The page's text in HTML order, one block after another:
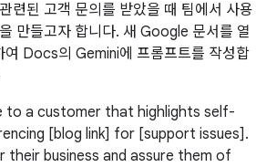
련된 고객 문의를 받았을 때 팀에서 사용
만들고자 합니다. 새 Google 문서를 열
여 Docs의 Gemini에 프롬프트를 작성합
to a customer that highlights self-
[blog link] for [support issues].
business and assure them of